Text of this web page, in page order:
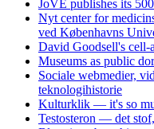
JoVE publishes its
Nyt center for
ved Københavns
David Goodsell's cell-
Museums as public
Sociale webmedier,
teknologihistorie
Kulturklik — it's so
Testosteron — det